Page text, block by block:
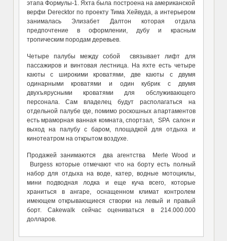
этапа Формулы-1. Яхта была построена на американской
верфи Derecktor по проекту Тима Хейвуда, а интерьером
занималась Элизабет Далтон которая отдала
предпочтение в оформлении, дубу и красным
тропическим породам деревьев.
Четыре палубы между собой связывает лифт для
пассажиров и винтовая лестница. На яхте есть четыре
каюты с широкими кроватями, две каюты с двумя
одинарными кроватями и один кубрик с двумя
двухъярусными кроватями для обслуживающего
персонала. Сам владелец будут располагаться на
отдельной палубе где, помимо роскошных апартаментов
есть мраморная ванная комната, спортзал, SPA салон и
выход на палубу с баром, площадкой для отдыха и
кинотеатром на открытом воздухе.
Продажей занимаются два агентства Merle Wood и
Burgess которые отмечают что на борту есть полный
набор для отдыха на воде, катер, водные мотоциклы,
мини подводная лодка и еще куча всего, которые
храниться в ангаре, оснащенном климат контролем
имеющем открывающиеся створки на левый и правый
борт. Cakewalk сейчас оцениваться в 214.000.000
долларов.